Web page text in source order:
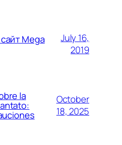
Mega
July 16,
2019
la
October
18, 2025